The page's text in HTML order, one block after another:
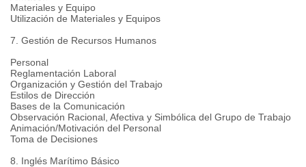
Materiales y Equipo
Utilización de Materiales y Equipos
7. Gestión de Recursos Humanos
Personal
Reglamentación Laboral
Organización y Gestión del Trabajo
Estilos de Dirección
Bases de la Comunicación
Observación Racional, Afectiva y Simbólica del Grupo de Trabajo
Animación/Motivación del Personal
Toma de Decisiones
8. Inglés Marítimo Básico